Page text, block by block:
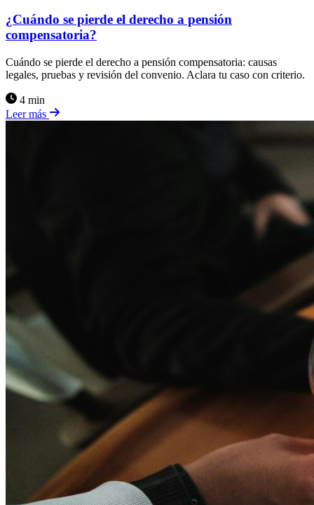
¿Cuándo se pierde el derecho a pensión
compensatoria?
Cuándo se pierde el derecho a pensión compensatoria: causas
legales, pruebas y revisión del convenio. Aclara tu caso con criterio.
4 min
Leer más